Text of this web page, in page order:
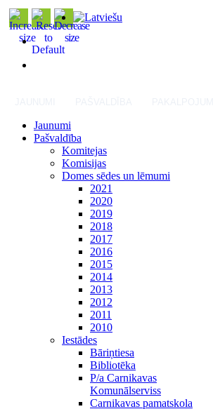
Jaunumi
Pašvaldība
Komitejas
Komisijas
Domes sēdes un lēmumi
2021
2020
2019
2018
2017
2016
2015
2014
2013
2012
2011
2010
Iestādes
Bāriņtiesa
Bibliotēka
P/a Carnikavas
Komunālserviss
Carnikavas pamatskola